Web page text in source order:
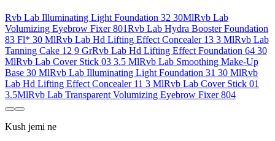
Rvb Lab Illuminating Light Foundation 32 30MlRvb Lab
Volumizing Eyebrow Fixer 801Rvb Lab Hydra Booster Foundation
83 Fl* 30 MlRvb Lab Hd Lifting Effect Concealer 13 3 MlRvb Lab
Tanning Cake 12 9 GrRvb Lab Hd Lifting Effect Foundation 64 30
MlRvb Lab Cover Stick 03 3.5 MlRvb Lab Smoothing Make-Up
Base 30 MlRvb Lab Illuminating Light Foundation 31 30 MlRvb
Lab Hd Lifting Effect Concealer 11 3 MlRvb Lab Cover Stick 01
3.5MlRvb Lab Transparent Volumizing Eyebrow Fixer 804
Kush jemi ne